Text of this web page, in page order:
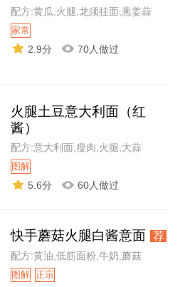
配方:黄瓜,火腿,龙须挂面,葱姜蒜
家常
2.9分 70人做过
火腿土豆意大利面（红
酱）
配方:意大利面,瘦肉,火腿,大蒜
图解
5.6分 60人做过
快手蘑菇火腿白酱意面 荐
配方:黄油,低筋面粉,牛奶,蘑菇
图解 正宗